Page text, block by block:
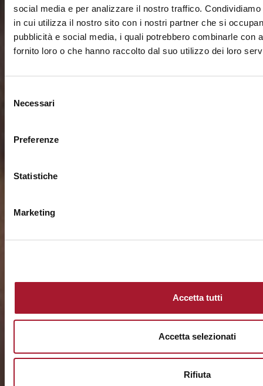
social media e per analizzare il nostro traffico.
in cui utilizza il nostro sito con i nostri partner che si
pubblicità e social media, i quali potrebbero combinarle con
fornito loro o che hanno raccolto dal suo utilizzo dei loro
delNecessari
Preferenze
Statistiche
Marketing
Accetta tutti
Accetta selezionati
Rifiuta